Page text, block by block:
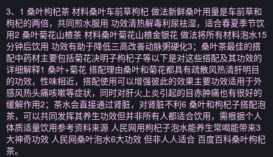
3、1 桑叶枸杞茶 材料桑叶车前草枸杞 做法新鲜桑叶用量是车前草和
枸杞的两倍，共同煎水服用 功效清热解毒利尿祛湿，适合春夏季节饮
用2 桑叶菊花山楂茶 材料桑叶菊花山楂金银花 做法将所有材料泡水15
分钟后饮用 功效有助于降低三高改善动脉粥硬化3；桑叶茶最佳的搭
配中药材主要包括菊花决明子枸杞子等以下是对这些搭配及其功效的
详细解释1 桑叶+菊花 搭配理由桑叶和菊花都具有疏散风热清肝明目
的功效，性味相近，搭配使用可以增强彼此的效果主要功效适用于外
感风热头痛咳嗽等症状，同时对肝火上炎引起的目赤肿痛也有很好的
缓解作用2；茶水会直接通过肾脏，对肾脏不利6 桑叶和枸杞子搭配泡
茶，可以共同发挥其养生功效但并非所有人都适合饮用，需根据个人
体质适量饮用参考资料来源 人民网用枸杞子泡水能养生常喝能带来3
大神奇功效 人民网桑叶泡水6大功效 但非人人适合 百度百科桑叶枸杞
茶。